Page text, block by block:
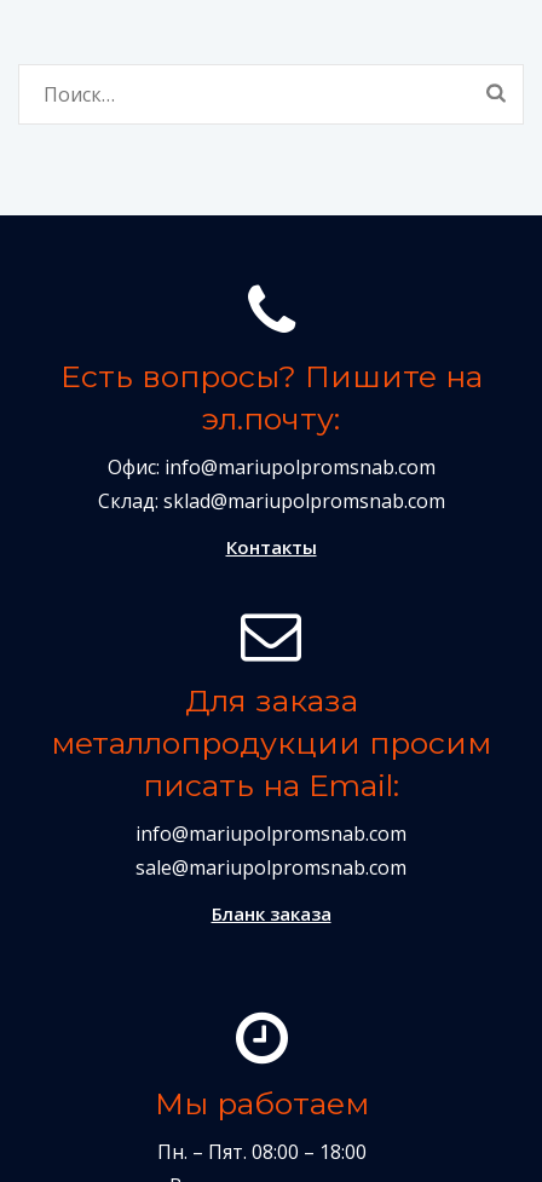
Есть вопросы? Пишите на
эл.почту:
Офис: info@mariupolpromsnab.com
Склад: sklad@mariupolpromsnab.com
Контакты
Для заказа
металлопродукции просим
писать на Email:
info@mariupolpromsnab.com
sale@mariupolpromsnab.com
Бланк заказа
Мы работаем
Пн. – Пят. 08:00 – 18:00